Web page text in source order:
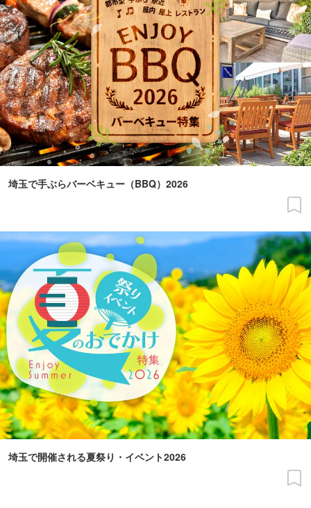
埼玉で手ぶらバーベキュー（BBQ）2026
埼玉で開催される夏祭り・イベント2026